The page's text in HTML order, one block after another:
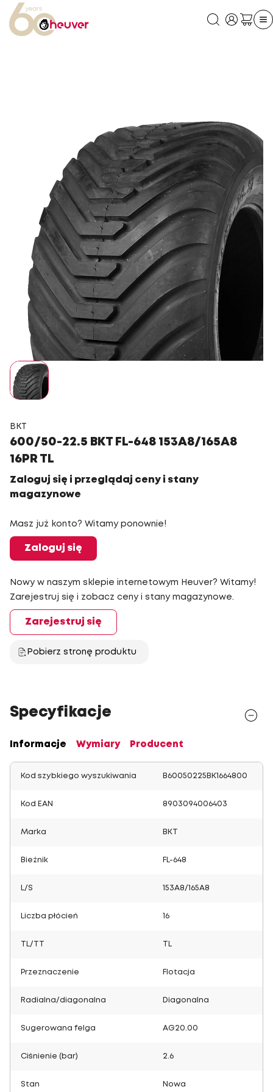
BKT
600/50-22.5 BKT FL-648 153A8/165A8
16PR TL
Zaloguj się i przeglądaj ceny i stany
magazynowe
Masz już konto? Witamy ponownie!
Zaloguj się
Nowy w naszym sklepie internetowym Heuver? Witamy!
Zarejestruj się i zobacz ceny i stany magazynowe.
Zarejestruj się
Pobierz stronę produktu
Specyfikacje
Informacje Wymiary Producent
Kod szybkiego wyszukiwania B60050225BK1664800
Kod EAN 8903094006403
Marka BKT
Bieżnik FL-648
L/S 153A8/165A8
Liczba płócień 16
TL/TT
Przeznaczenie Flotacja
Radialna/diagonalna Diagonalna
Sugerowana felga AG20.00
Ciśnienie (bar) 2.6
Stan Nowa